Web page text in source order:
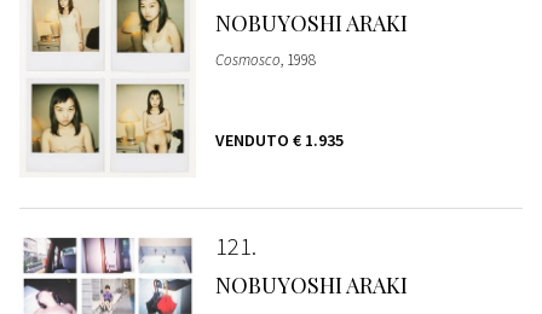
NOBUYOSHI ARAKI
Cosmosco, 1998
VENDUTO € 1.935
121
NOBUYOSHI ARAKI